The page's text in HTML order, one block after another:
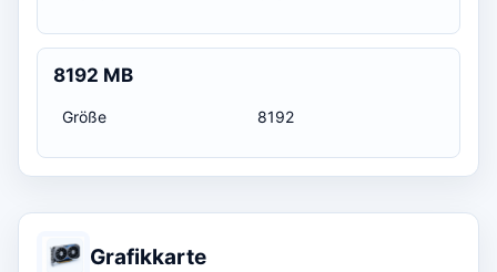
8192 MB
Größe 8192
Grafikkarte